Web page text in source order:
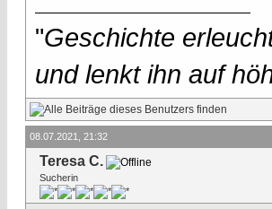
"Geschichte
und lenkt ihn auf
08.07.2021, 21:32
Teresa C.
Sucherin